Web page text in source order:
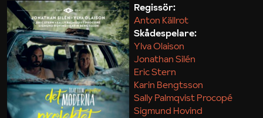
Maja Kekonius
Regissör:
Anton Källrot
Skådespelare:
Ylva Olaison
Jonathan Silén
Eric Stern
Karin Bengtsson
Sally Palmqvist Procopé
Sigmund Hovind